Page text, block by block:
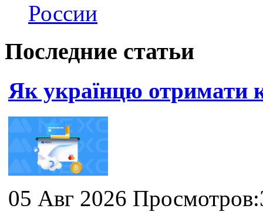
России
Последние статьи
Як українцю отримати
05 Авг 2026